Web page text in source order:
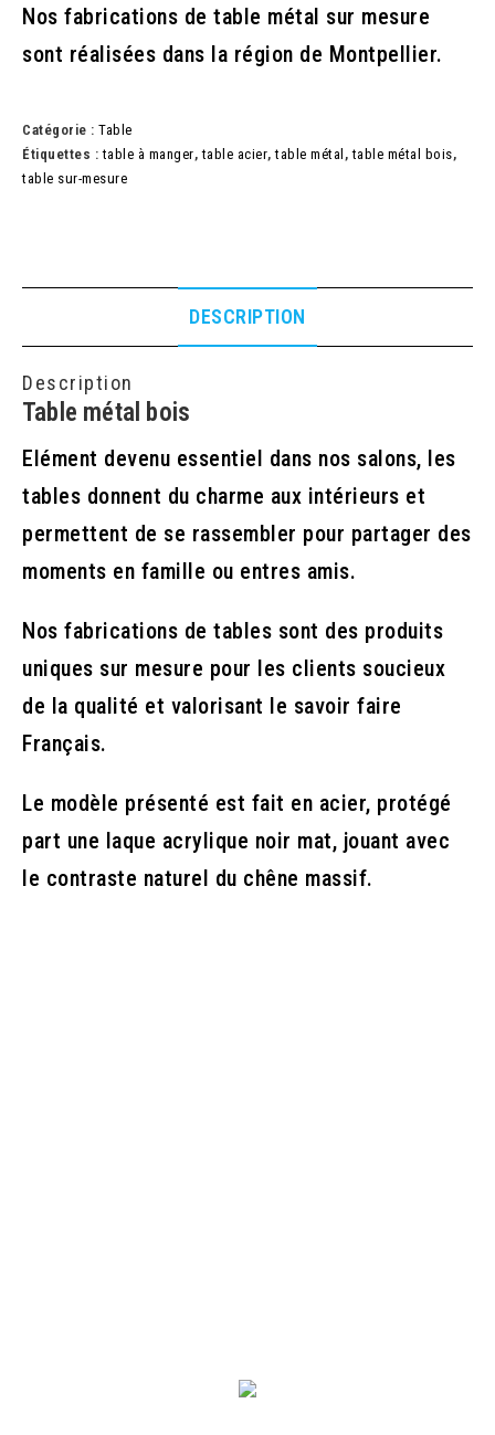
Nos fabrications de table métal sur mesure
sont réalisées dans la région de Montpellier.
Catégorie : Table
Étiquettes :table à manger,table acier,table métal ,table métal bois,
table sur-mesure
DESCRIPTION
Description
Table métal bois
Elément devenu essentiel dans nos salons, les
tables donnent du charme aux intérieurs et
permettent de se rassembler pour partager des
moments en famille ou entres amis.
Nos fabrications de tables sont des produits
uniques sur mesure pour les clients soucieux
de la qualité et valorisant le savoir faire
Français.
Le modèle présenté est fait en acier, protégé
part une laque acrylique noir mat, jouant avec
le contraste naturel du chêne massif.